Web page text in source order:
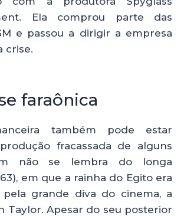
Ela comprou parte das
e passou a dirigir a empresa
crise.
faraônica
também pode estar
fracassada de alguns
não se lembra do longa
em que a rainha do Egito era
grande diva do cinema, a
Taylor. Apesar do seu posterior